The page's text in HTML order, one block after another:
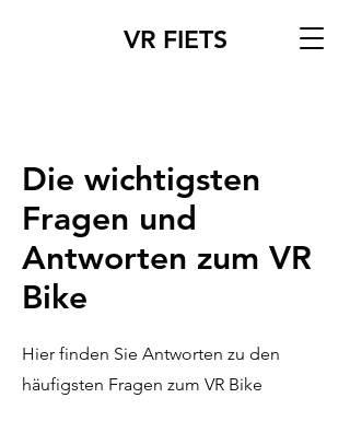
VR FIETS
Die wichtigsten
Fragen und
Antworten zum VR
Bike
Hier finden Sie Antworten zu den
häufigsten Fragen zum VR Bike